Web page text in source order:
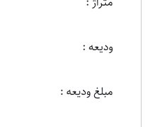
ودیعه :
مبلغ ودیعه :